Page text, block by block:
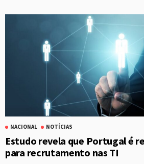
NACIONAL NOTÍCIAS
Estudo revela que Portugal é
para recrutamento nas TI